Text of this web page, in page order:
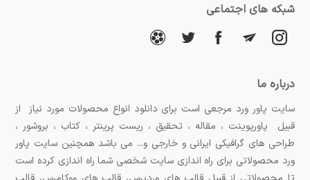
شبکه های اجتماعی
درباره ما
سایت پاور ورد مرجعی است برای دانلود انواع محصولات مورد نیاز از
قبیل پاورپوینت ، مقاله ، تحقیق ، ریست پرینتر ، کتاب ، بروشور ،
طراحی های گرافیکی ایرانی و خارجی و... می باشد همچنین سایت پاور
ورد محصولاتی برای راه اندازی سایت شخصی شما راه اندازی کرده است